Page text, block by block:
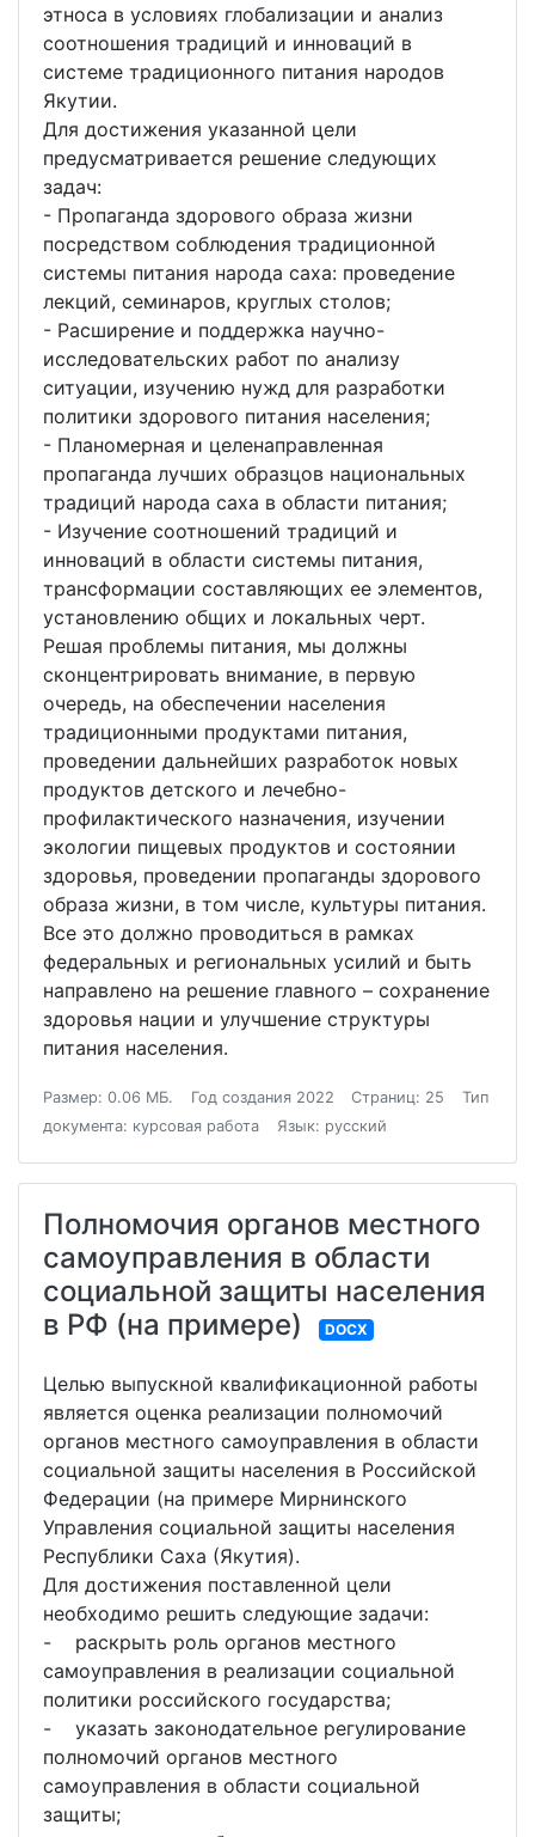
этноса в условиях глобализации и анализ
соотношения традиций и инноваций в
системе традиционного питания народов
Якутии.
Для достижения указанной цели
предусматривается решение следующих
задач:
- Пропаганда здорового образа жизни
посредством соблюдения традиционной
системы питания народа саха: проведение
лекций, семинаров, круглых столов;
- Расширение и поддержка научно-
исследовательских работ по анализу
ситуации, изучению нужд для разработки
политики здорового питания населения;
- Планомерная и целенаправленная
пропаганда лучших образцов национальных
традиций народа саха в области питания;
- Изучение соотношений традиций и
инноваций в области системы питания,
трансформации составляющих ее элементов,
установлению общих и локальных черт.
Решая проблемы питания, мы должны
сконцентрировать внимание, в первую
очередь, на обеспечении населения
традиционными продуктами питания,
проведении дальнейших разработок новых
продуктов детского и лечебно-
профилактического назначения, изучении
экологии пищевых продуктов и состоянии
здоровья, проведении пропаганды здорового
образа жизни, в том числе, культуры питания.
Все это должно проводиться в рамках
федеральных и региональных усилий и быть
направлено на решение главного – сохранение
здоровья нации и улучшение структуры
питания населения.
Размер: 0.06 МБ. Год создания 2022 Страниц: 25
Тип
документа: курсовая работа
Язык: русский
Полномочия органов местного
самоуправления в области
социальной защиты населения
в РФ (на примере)
DOCX
Целью выпускной квалификационной работы
является оценка реализации полномочий
органов местного самоуправления в области
социальной защиты населения в Российской
Федерации (на примере Мирнинского
Управления социальной защиты населения
Республики Саха (Якутия).
Для достижения поставленной цели
необходимо решить следующие задачи:
- раскрыть роль органов местного
самоуправления в реализации социальной
политики российского государства;
- указать законодательное регулирование
полномочий органов местного
самоуправления в области социальной
защиты;